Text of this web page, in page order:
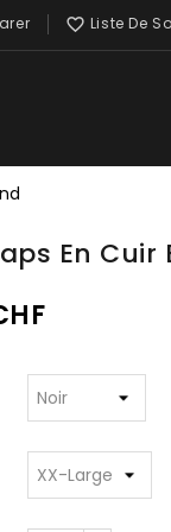
 Liste De
En Cuir